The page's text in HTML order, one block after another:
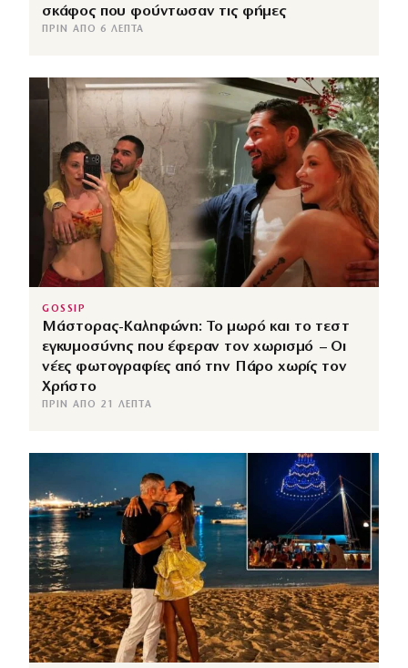
σκάφος που φούντωσαν τις φήμες
ΠΡΙΝ ΑΠΌ 6 ΛΕΠΤΆ
GOSSIP
Μάστορας-Καληφώνη: Το μωρό και το τεστ
εγκυμοσύνης που έφεραν τον χωρισμό – Οι
νέες φωτογραφίες από την Πάρο χωρίς τον
Χρήστο
ΠΡΙΝ ΑΠΌ 21 ΛΕΠΤΆ